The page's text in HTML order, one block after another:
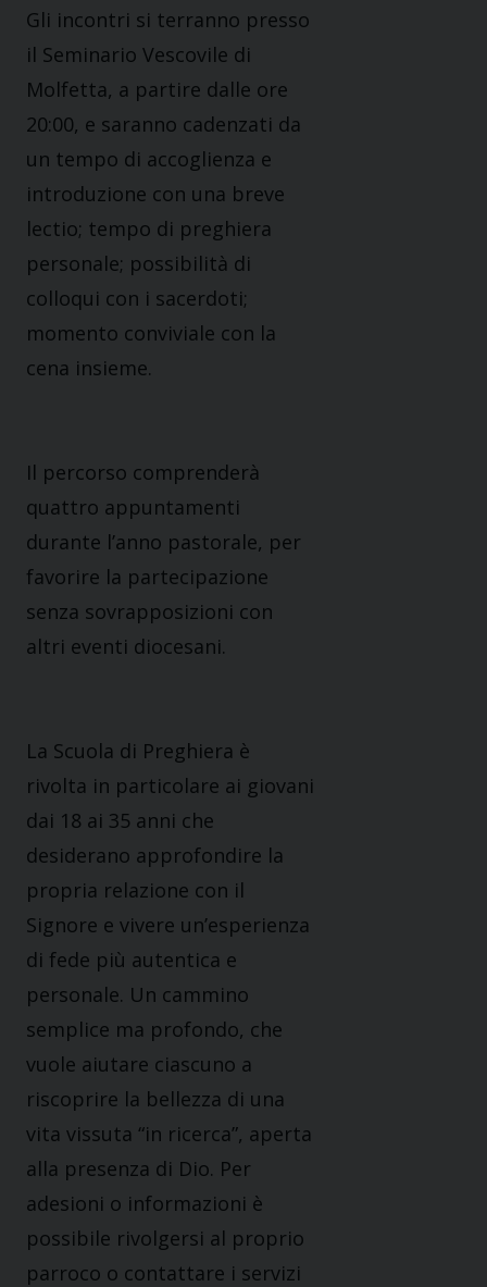
Gli incontri si terranno presso
il Seminario Vescovile di
Molfetta, a partire dalle ore
20:00, e saranno cadenzati da
un tempo di accoglienza e
introduzione con una breve
lectio; tempo di preghiera
personale; possibilità di
colloqui con i sacerdoti;
momento conviviale con la
cena insieme.
Il percorso comprenderà
quattro appuntamenti
durante l’anno pastorale, per
favorire la partecipazione
senza sovrapposizioni con
altri eventi diocesani.
La Scuola di Preghiera è
rivolta in particolare ai giovani
dai 18 ai 35 anni che
desiderano approfondire la
propria relazione con il
Signore e vivere un’esperienza
di fede più autentica e
personale. Un cammino
semplice ma profondo, che
vuole aiutare ciascuno a
riscoprire la bellezza di una
vita vissuta “in ricerca”, aperta
alla presenza di Dio. Per
adesioni o informazioni è
possibile rivolgersi al proprio
parroco o contattare i servizi